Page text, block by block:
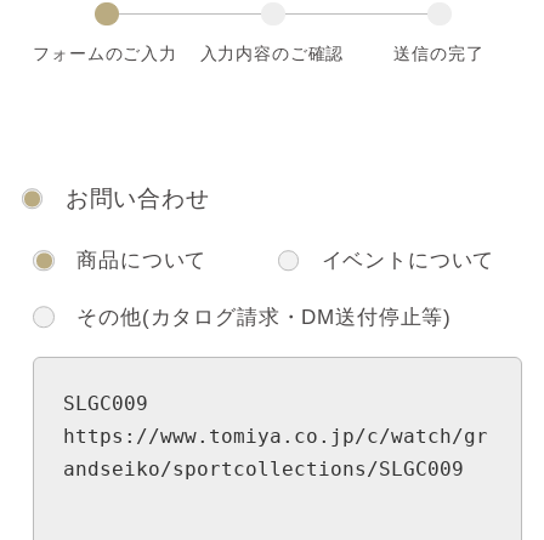
フォームのご入力 入力内容のご確認 送信の完了
お問い合わせ
商品について イベントについて
その他(カタログ請求・DM送付停止等)